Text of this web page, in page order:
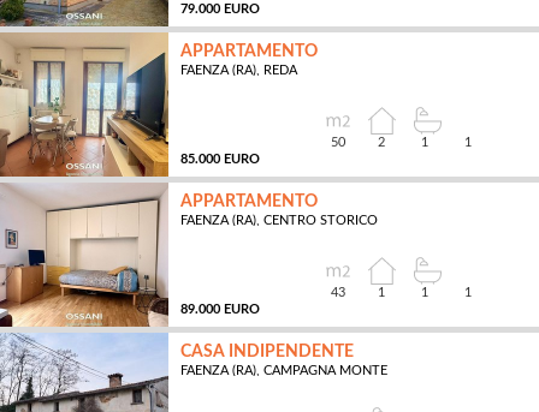
79.000 EURO
APPARTAMENTO
FAENZA (RA), REDA
85.000 EURO
50 2 1 1
APPARTAMENTO
FAENZA (RA), CENTRO STORICO
89.000 EURO
43 1 1 1
CASA INDIPENDENTE
FAENZA (RA), CAMPAGNA MONTE